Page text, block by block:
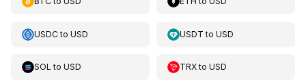
USDCto USD USDT toUSD
SOL to USD TRXtoUSD